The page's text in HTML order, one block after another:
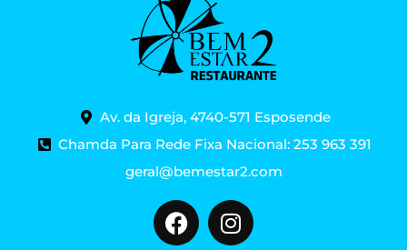
Av. da Igreja, 4740-571 Esposende
Chamda Para Rede Fixa Nacional: 253 963 391
geral@bemestar2.com